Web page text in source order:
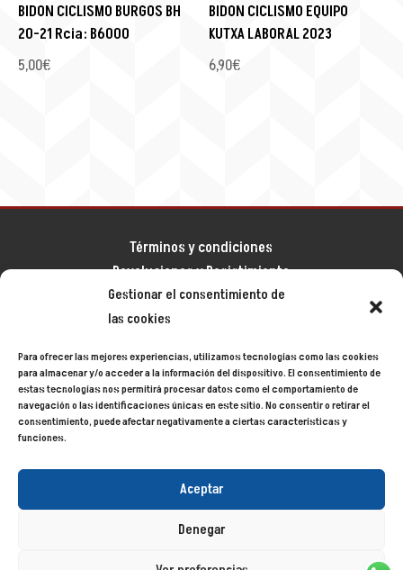
Gestionar el consentimiento de
las cookies
Para ofrecer las mejores experiencias, utilizamos tecnologías como las cookies
para almacenar y/o acceder a la información del dispositivo. El consentimiento de
estas tecnologías nos permitirá procesar datos como el comportamiento de
navegación o las identificaciones únicas en este sitio. No consentir o retirar el
consentimiento, puede afectar negativamente a ciertas características y
funciones.
Aceptar
Denegar
BIDON CICLISMO BURGOS BH
20-21 Rcia: B6000
5,00€
BIDON CICLISMO EQUIPO
KUTXA LABORAL 2023
6,90€
Términos y condiciones
Devoluciones y Desistimiento
Aviso legal
Política de privacidad
Mapa del sitio
Siecycling